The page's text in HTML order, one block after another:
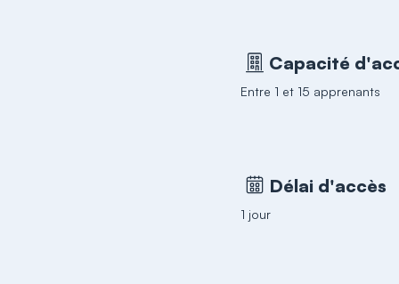
Capacité
Entre 1 et 15 apprenants
Délai d'accès
1 jour